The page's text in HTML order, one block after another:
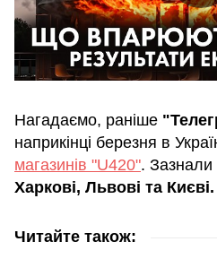
Нагадаємо, раніше
наприкінці березня в
магазинів "U420". Зазнали
Харкові, Львові та Києві.
Читайте також: